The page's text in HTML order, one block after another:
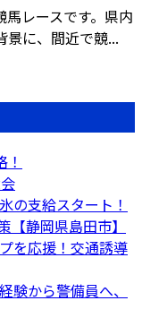
レースです。県内
景に、間近で競...
の支給スタート！
【静岡県島田市】
を応援！交通誘導
験から警備員へ、